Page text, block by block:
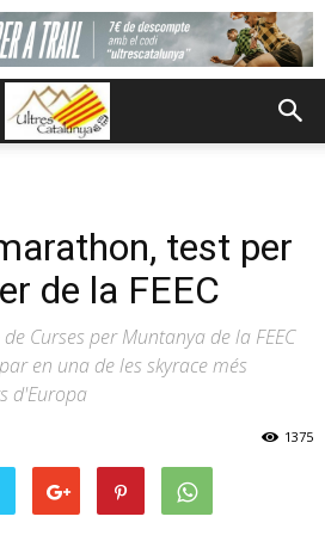
test per
de la FEEC
Curses per Muntanya de la FEEC
en una de les skyrace més
d'Europa
1375